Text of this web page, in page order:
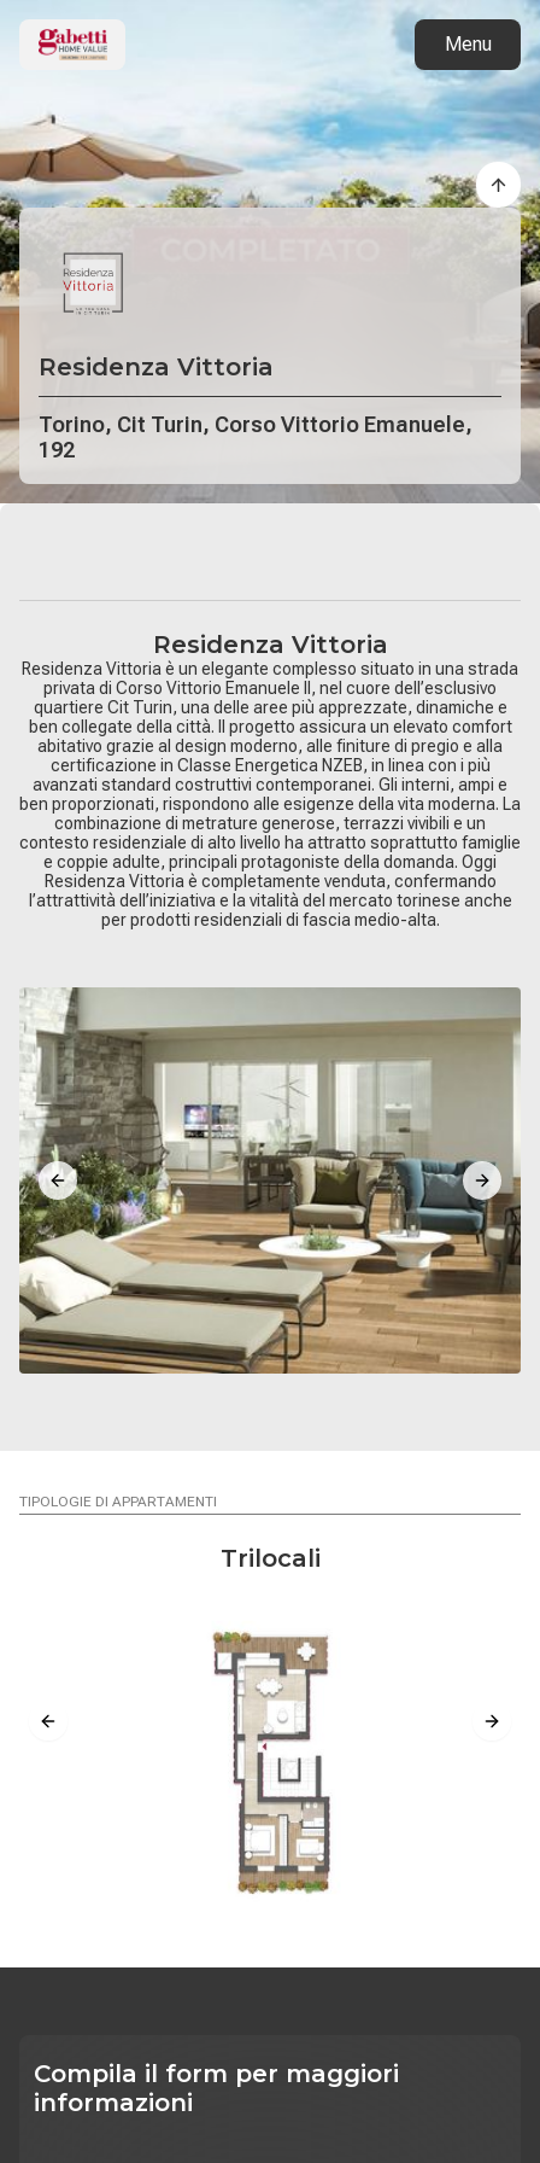
Menu
Torna ai progetti
Residenza Vittoria
Torino, Cit Turin, Corso Vittorio Emanuele,
192
Residenza Vittoria
Residenza Vittoria è un elegante complesso situato in una strada
privata di Corso Vittorio Emanuele II, nel cuore dell’esclusivo
quartiere Cit Turin, una delle aree più apprezzate, dinamiche e
ben collegate della città. Il progetto assicura un elevato comfort
abitativo grazie al design moderno, alle finiture di pregio e alla
certificazione in Classe Energetica NZEB, in linea con i più
avanzati standard costruttivi contemporanei. Gli interni, ampi e
ben proporzionati, rispondono alle esigenze della vita moderna. La
combinazione di metrature generose, terrazzi vivibili e un
contesto residenziale di alto livello ha attratto soprattutto famiglie
e coppie adulte, principali protagoniste della domanda. Oggi
Residenza Vittoria è completamente venduta, confermando
l’attrattività dell’iniziativa e la vitalità del mercato torinese anche
per prodotti residenziali di fascia medio-alta.
Previous slide Next
TIPOLOGIE DI APPARTAMENTI
Trilocali
Previous slide Next
Compila il form per maggiori
informazioni